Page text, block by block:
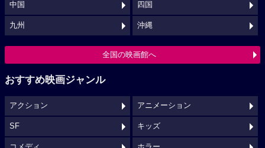
中国 四国
九州 沖縄
全国の映画館へ
おすすめ映画ジャンル
アクション アニメーション
SF キッズ